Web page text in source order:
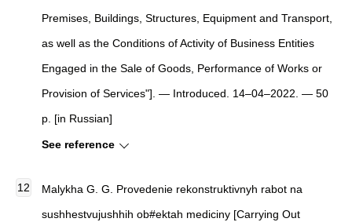
Premises, Buildings, Structures, Equipment and Transport,
as well as the Conditions of Activity of Business Entities
Engaged in the Sale of Goods, Performance of Works or
Provision of Services"]. — Introduced. 14–04–2022. — 50
p. [in Russian]
See reference
Malykha G. G. Provedenie rekonstruktivnyh rabot na
sushhestvujushhih ob#ektah mediciny [Carrying Out